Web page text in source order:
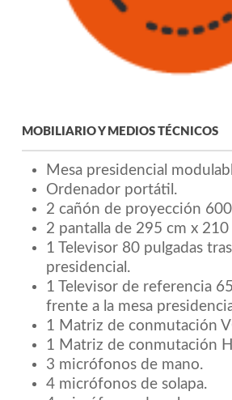
MOBILIARIO Y MEDIOS TÉCNICOS
Mesa presidencial
Ordenador portátil.
2 cañón de proyección
2 pantalla de 295 cm x 210
1 Televisor 80 pulgadas
presidencial.
1 Televisor de referencia
frente a la mesa
1 Matriz de conmutación
1 Matriz de conmutación
3 micrófonos de mano.
4 micrófonos de solapa.